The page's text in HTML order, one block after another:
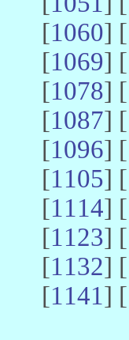
[1060] [
[1069] [
[1078] [
[1087] [
[1096] [
[1105] [
[1114] [
[1123] [
[1132] [
[1141] [